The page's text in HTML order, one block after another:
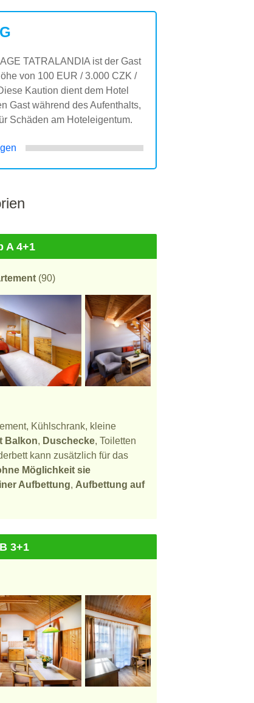
TATRALANDIA ist der Gast
von 100 EUR / 3.000 CZK /
Kaution dient dem Hotel
Gast während des Aufenthalts,
Schäden am Hoteleigentum.
A 4+1
(90)
Kühlschrank, kleine
Balkon, Duschecke, Toiletten
kann zusätzlich für das
Möglichkeit sie
Aufbettung, Aufbettung auf
3+1